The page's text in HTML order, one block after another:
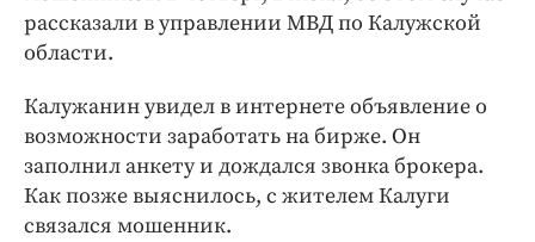
Интересное чтиво
Клиника года
Работодатель года
рассказали в управлении МВД по Калужской
области.
Калужанин увидел в интернете объявление о
возможности заработать на бирже. Он
заполнил анкету и дождался звонка брокера.
Как позже выяснилось, с жителем Калуги
связался мошенник.